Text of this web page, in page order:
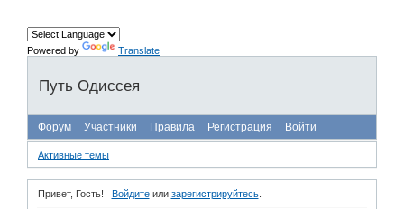
Powered by Translate
Путь Одиссея
Форум Участники Правила Регистрация Войти
Активные темы
Привет, Гость! Войдитеили зарегистрируйтесь.